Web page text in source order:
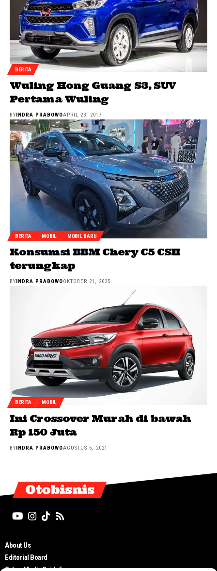
BERITA
Wuling Hong Guang S3, SUV
Pertama Wuling
BY INDRA PRABOWOAPRIL 23, 2017
BERITA MOBIL MOBIL BARU
Konsumsi BBM Chery C5 CSH
terungkap
BYINDRA PRABOWOOKTOBER 21, 2025
BERITA MOBIL
Ini Crossover Murah di bawah
Rp 150 Juta
BYINDRA PRABOWOAGUSTUS 5, 2021
Otobisnis
About Us
Editorial Board